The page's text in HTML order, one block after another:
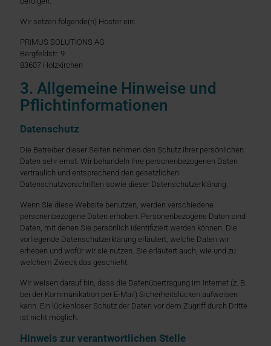
Wir setzen folgende(n) Hoster ein:
PRIMUS SOLUTIONS AG
Bergfeldstr. 9
83607 Holzkirchen
3. Allgemeine Hinweise und
Pflicht­informationen
Datenschutz
Die Betreiber dieser Seiten nehmen den Schutz Ihrer persönlichen
Daten sehr ernst. Wir behandeln Ihre personenbezogenen Daten
vertraulich und entsprechend den gesetzlichen
Datenschutzvorschriften sowie dieser Datenschutzerklärung.
Wenn Sie diese Website benutzen, werden verschiedene
personenbezogene Daten erhoben. Personenbezogene Daten sind
Daten, mit denen Sie persönlich identifiziert werden können. Die
vorliegende Datenschutzerklärung erläutert, welche Daten wir
erheben und wofür wir sie nutzen. Sie erläutert auch, wie und zu
welchem Zweck das geschieht.
Wir weisen darauf hin, dass die Datenübertragung im Internet (z. B.
bei der Kommunikation per E-Mail) Sicherheitslücken aufweisen
kann. Ein lückenloser Schutz der Daten vor dem Zugriff durch Dritte
ist nicht möglich.
Hinweis zur verantwortlichen Stelle